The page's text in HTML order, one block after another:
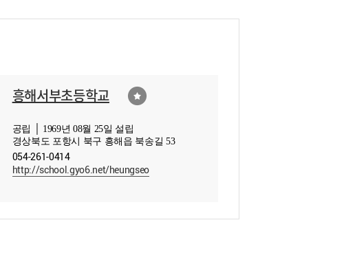
흥해서부초등학교
공립 │ 1969년 08월 25일 설립
경상북도 포항시 북구 흥해읍 북송길 53
054-261-0414
http://school.gyo6.net/heungseo